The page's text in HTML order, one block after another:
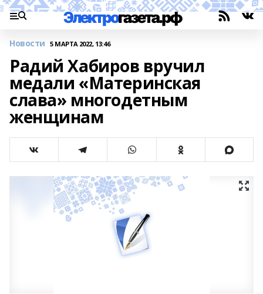
Новости 5 МАРТА 2022, 13:46
Радий Хабиров вручил
медали «Материнская
слава» многодетным
женщинам